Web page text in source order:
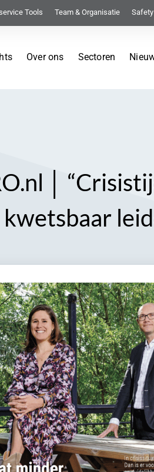
Tools Team & Organisatie
Over ons Sectoren
│